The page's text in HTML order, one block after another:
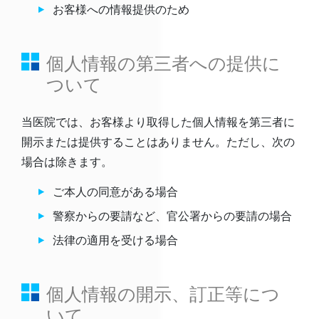
お客様への情報提供のため
個人情報の第三者への提供に
ついて
当医院では、お客様より取得した個人情報を第三者に
開示または提供することはありません。ただし、次の
場合は除きます。
ご本人の同意がある場合
警察からの要請など、官公署からの要請の場合
法律の適用を受ける場合
個人情報の開示、訂正等につ